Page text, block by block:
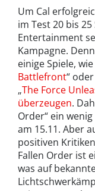
Um Cal
im Test 20 bis
Entertainment
Kampagne.
einige Spiele,
Battlefront“
„The Force
überzeugen.
Order“ ein
am 15.11. Aber
positiven
Fallen Order ist
was auf